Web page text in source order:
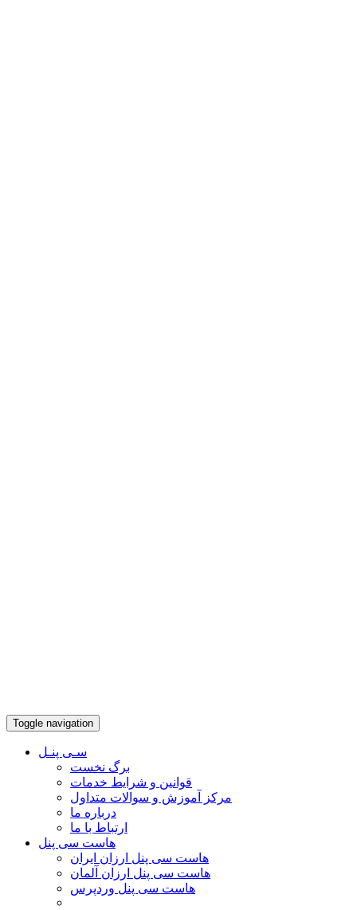
Toggle navigation
سـی پنـل
برگ نخست
قوانین و شرایط خدمات
مرکز آموزش و سوالات متداول
درباره ما
ارتباط با ما
هاست سی پنل
هاست سی پنل ارزان ایران
هاست سی پنل ارزان آلمان
هاست سی پنل وردپرس